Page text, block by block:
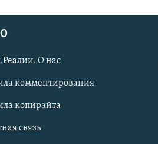
О нас
комментирования
копирайта
связь